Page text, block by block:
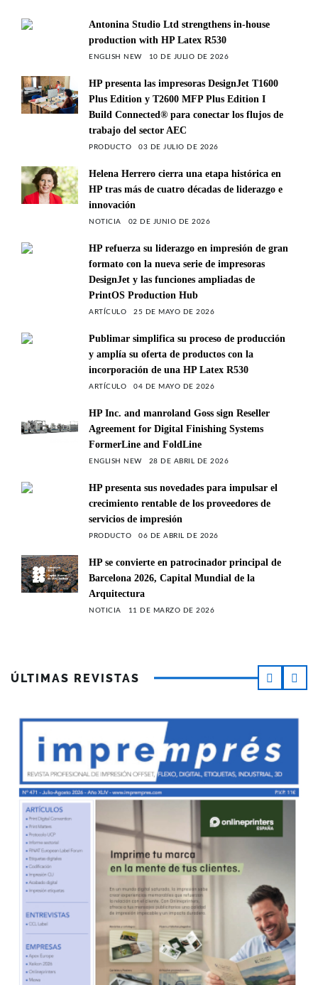
Antonina Studio Ltd strengthens in-house
production with HP Latex R530
ENGLISH NEW 10 DE JULIO DE 2026
HP presenta las impresoras DesignJet T1600
Plus Edition y T2600 MFP Plus Edition I
Build Connected® para conectar los flujos de
trabajo del sector AEC
PRODUCTO 03 DE JULIO DE 2026
Helena Herrero cierra una etapa histórica en
HP tras más de cuatro décadas de liderazgo e
innovación
NOTICIA 02 DE JUNIO DE 2026
HP refuerza su liderazgo en impresión de gran
formato con la nueva serie de impresoras
DesignJet y las funciones ampliadas de
PrintOS Production Hub
ARTÍCULO 25 DE MAYO DE 2026
Publimar simplifica su proceso de producción
y amplía su oferta de productos con la
incorporación de una HP Latex R530
ARTÍCULO 04 DE MAYO DE 2026
HP Inc. and manroland Goss sign Reseller
Agreement for Digital Finishing Systems
FormerLine and FoldLine
ENGLISH NEW 28 DE ABRIL DE 2026
HP presenta sus novedades para impulsar el
crecimiento rentable de los proveedores de
servicios de impresión
PRODUCTO 06 DE ABRIL DE 2026
HP se convierte en patrocinador principal de
Barcelona 2026, Capital Mundial de la
Arquitectura
NOTICIA 11 DE MARZO DE 2026
ÚLTIMAS REVISTAS